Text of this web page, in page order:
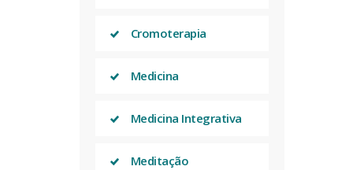
Cromoterapia
Medicina
Medicina Integrativa
Meditação